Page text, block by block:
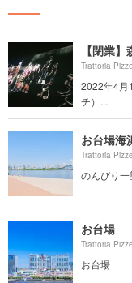
Trattoria
2022年4月
チ）...
お台場海
Trattoria
のんびり一
お台場
Trattoria
お台場